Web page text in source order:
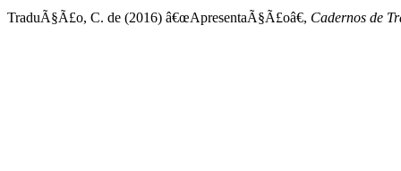
TraduÃ§Ã£o, C. de (2016) â€œApresentaÃ§Ã£oâ€, Cadernos de